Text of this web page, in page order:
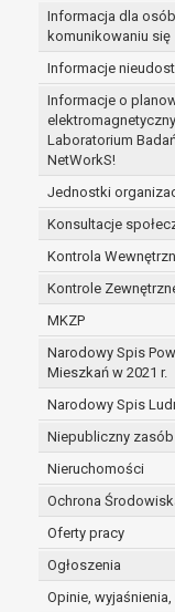
Informacja dla
komunikowaniu się
Informacje
Informacje o
Laboratorium
NetWorkS!
Jednostki
Konsultacje
Kontrola
Kontrole
MKZP
Narodowy Spis
Mieszkań w 2021 r.
Narodowy Spis
Niepubliczny
Nieruchomości
Ochrona
Oferty pracy
Ogłoszenia
Opinie,